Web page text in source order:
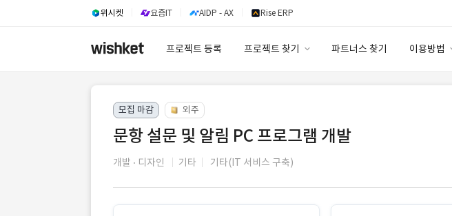
위시켓 요즘IT AIDP - AX Rise ERP
프로젝트 등록 프로젝트 찾기 파트너스 찾기 이용방법
모집 마감 외주
문항 설문 및 알림 PC 프로그램 개발
개발 디자인 기타 기타(IT 서비스 구축)